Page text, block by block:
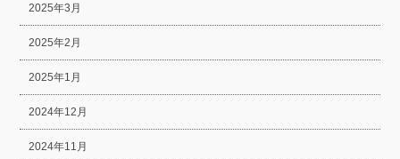
2025年3月
2025年2月
2025年1月
2024年12月
2024年11月